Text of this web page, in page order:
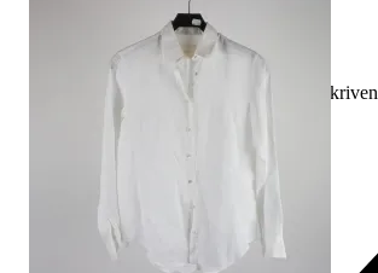
Ersättning om varan inte är som beskriven